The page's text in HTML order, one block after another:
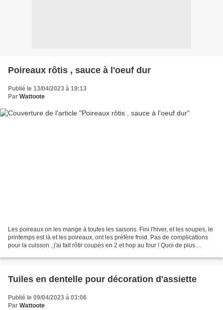
Poireaux rôtis , sauce à l'oeuf dur
Publié le 13/04/2023 à 19:13
Par Wattoote
Les poireaux on les mange à toutes les saisons. Fini l'hiver, et les soupes, le
printemps est là et les poireaux, ont les préfère froid. Pas de complications
pour la cuisson , j'ai fait rôtir coupés en 2 et hop au four ! Quoi de plus
Tuiles en dentelle pour décoration d'assiette
Publié le 09/04/2023 à 03:06
Par Wattoote